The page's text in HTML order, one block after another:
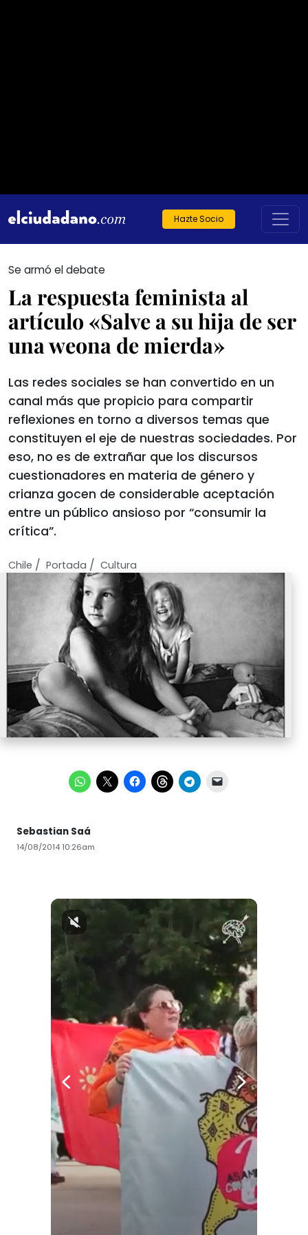
Hazte Socio
Se armó el debate
La respuesta feminista al
artículo «Salve a su hija de ser
una weona de mierda»
Las redes sociales se han convertido en un
canal más que propicio para compartir
reflexiones en torno a diversos temas que
constituyen el eje de nuestras sociedades. Por
eso, no es de extrañar que los discursos
cuestionadores en materia de género y
crianza gocen de considerable aceptación
entre un público ansioso por “consumir la
crítica”.
Chile / Portada / Cultura
Sebastian Saá
14/08/2014 10:26am